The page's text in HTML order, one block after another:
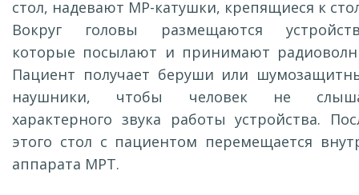
стол, надевают МР-катушки, крепящиеся к
Вокруг головы размещаются
которые посылают и принимают
Пациент получает беруши или
наушники, чтобы человек не
характерного звука работы устройства.
этого стол с пациентом перемещается
аппарата МРТ.